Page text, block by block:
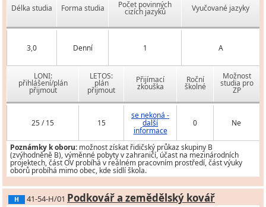
Délka studia Forma studia Počet povinných
cizích jazyků Vyučované jazyky
3,0 Denní 1 A
LONI:
přihlášení/plán
přijmout
LETOS:
plán
přijmout
Přijímací
zkouška
Roční
školné
Možnost
studia pro
ZP
25 / 15 15
se nekoná -
další
informace
0 Ne
Poznámky k oboru: možnost získat řidičský průkaz skupiny B
(zvýhodněně B), výměnné pobyty v zahraničí, účast na mezinárodních
projektech, část OV probíhá v reálném pracovním prostředí, část výuky
oborů probíhá mimo obec, kde sídlí škola.
H 41-54-H/01 Podkovář a zemědělský kovář